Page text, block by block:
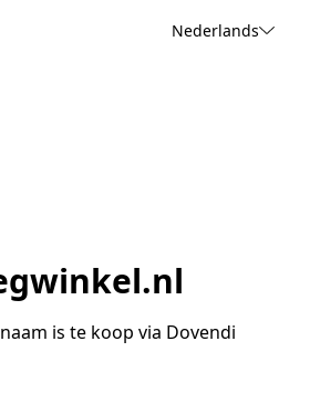
Nederlands
is te koop via Dovendi